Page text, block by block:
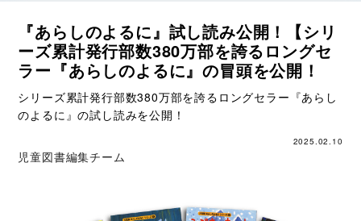
『あらしのよるに』試し読み公開！【シリ
ーズ累計発行部数380万部を誇るロングセ
ラー『あらしのよるに』の冒頭を公開！
シリーズ累計発行部数380万部を誇るロングセラー『あらし
のよるに』の試し読みを公開！
2025.02.10
児童図書編集チーム